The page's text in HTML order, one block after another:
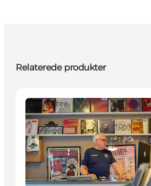
Relaterede produkter
Aktiviteter